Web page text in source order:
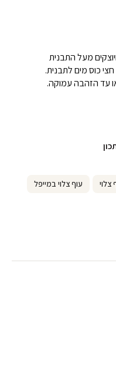
מעל התבנית
כוס מים לתבנית.
עד הזהבה עמוקה.
צלוי עוף צלוי במייפל